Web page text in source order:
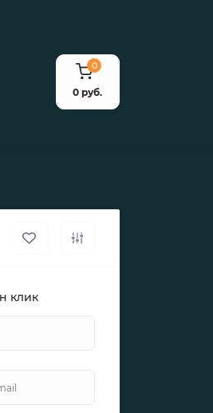
0
0 руб.
клик